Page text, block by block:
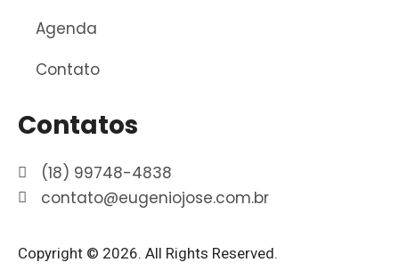
Agenda
Contato
Contatos
(18) 99748-4838
contato@eugeniojose.com.br
Copyright © 2026. All Rights Reserved.​